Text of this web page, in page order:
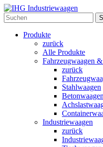
Produkte
zurück
Alle Produkte
Fahrzeugwaagen
zurück
Stahlwaagen
Betonwaagen
Industriewaagen
zurück